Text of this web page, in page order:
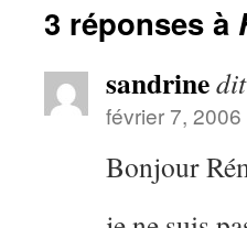
3 réponses à
sandrine
février 7,
Bonjour